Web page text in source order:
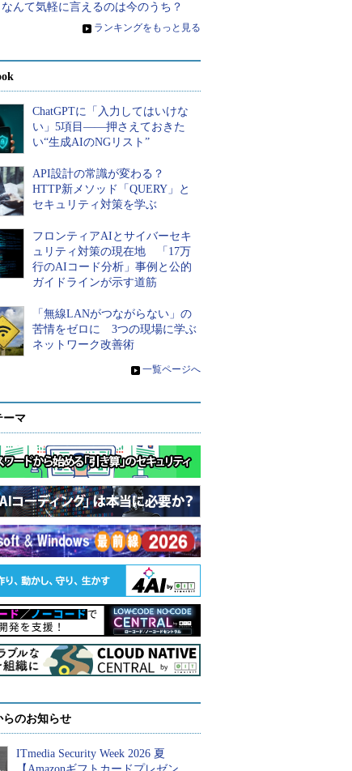
んて気軽に言えるのは今のうち？
» ランキングをもっと見る
ChatGPTに「入力してはいけな
い」5項目――押さえておきた
い“生成AIのNGリスト”
API設計の常識が変わる？
HTTP新メソッド「QUERY」と
セキュリティ対策を学ぶ
フロンティアAIとサイバーセキ
ュリティ対策の現在地 「17万
行のAIコード分析」事例と公的
ガイドラインが示す道筋
「無線LANがつながらない」の
苦情をゼロに 3つの現場に学ぶ
ネットワーク改善術
» 一覧ページへ
ーマ
らのお知らせ
ITmedia Security Week 2026 夏